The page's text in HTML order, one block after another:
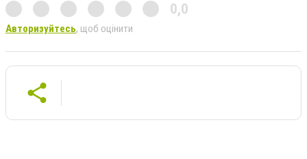
0,0
Авторизуйтесь, щоб оцінити